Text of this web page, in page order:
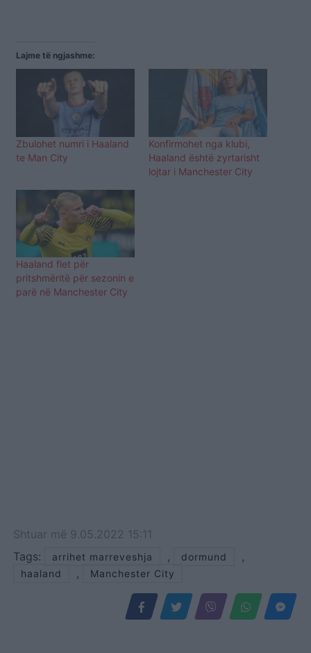
Lajme të ngjashme:
Zbulohet numri i Haaland
te Man City
Konfirmohet nga klubi,
Haaland është zyrtarisht
lojtar i Manchester City
Haaland flet për
pritshmëritë për sezonin e
parë në Manchester City
Shtuar më 9.05.2022 15:11
Tags:
arrihet marreveshja , dormund ,
haaland , Manchester City